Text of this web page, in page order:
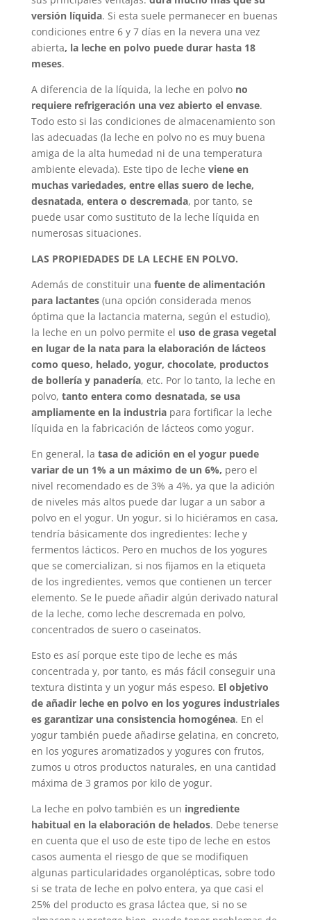
versión líquida. Si esta suele permanecer en buenas
condiciones entre 6 y 7 días en la nevera una vez
abierta, la leche en polvo puede durar hasta 18
meses.
A diferencia de la líquida, la leche en polvo no
requiere refrigeración una vez abierto el envase.
Todo esto si las condiciones de almacenamiento son
las adecuadas (la leche en polvo no es muy buena
amiga de la alta humedad ni de una temperatura
ambiente elevada). Este tipo de leche viene en
muchas variedades, entre ellas suero de leche,
desnatada, entera o descremada, por tanto, se
puede usar como sustituto de la leche líquida en
numerosas situaciones.
LAS PROPIEDADES DE LA LECHE EN POLVO.
Además de constituir una fuente de alimentación
para lactantes(una opción considerada menos
óptima que la lactancia materna, según el estudio),
la leche en un polvo permite el uso de grasa vegetal
en lugar de la nata para la elaboración de lácteos
como queso, helado, yogur, chocolate, productos
de bollería y panadería, etc. Por lo tanto, la leche en
polvo, tanto entera como desnatada, se usa
ampliamente en la industriapara fortificar la leche
líquida en la fabricación de lácteos como yogur.
En general, la tasa de adición en el yogur puede
variar de un 1% a un máximo de un 6%, pero el
nivel recomendado es de 3% a 4%, ya que la adición
de niveles más altos puede dar lugar a un sabor a
polvo en el yogur. Un yogur, si lo hiciéramos en casa,
tendría básicamente dos ingredientes: leche y
fermentos lácticos. Pero en muchos de los yogures
que se comercializan, si nos fijamos en la etiqueta
de los ingredientes, vemos que contienen un tercer
elemento. Se le puede añadir algún derivado natural
de la leche, como leche descremada en polvo,
concentrados de suero o caseinatos.
Esto es así porque este tipo de leche es más
concentrada y, por tanto, es más fácil conseguir una
textura distinta y un yogur más espeso. El objetivo
de añadir leche en polvo en los yogures industriales
es garantizar una consistencia homogénea. En el
yogur también puede añadirse gelatina, en concreto,
en los yogures aromatizados y yogures con frutos,
zumos u otros productos naturales, en una cantidad
máxima de 3 gramos por kilo de yogur.
La leche en polvo también es un ingrediente
habitual en la elaboración de helados. Debe tenerse
en cuenta que el uso de este tipo de leche en estos
casos aumenta el riesgo de que se modifiquen
algunas particularidades organolépticas, sobre todo
si se trata de leche en polvo entera, ya que casi el
25% del producto es grasa láctea que, si no se